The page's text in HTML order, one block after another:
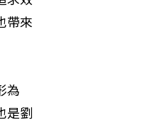
帶來
為
是劉